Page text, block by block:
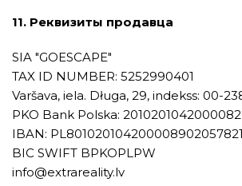
11. Реквизиты продавца
SIA "GOESCAPE"
TAX ID NUMBER: 5252990401
Varšava, iela. Długa, 29, indekss: 00-
PKO Bank Polska:
IBAN:
BIC SWIFT BPKOPLPW
info@extrareality.lv